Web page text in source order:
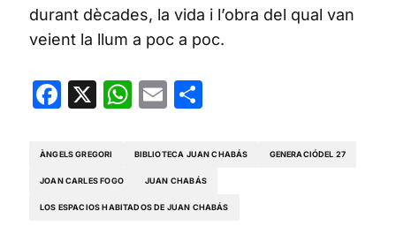
durant dècades, la vida i l’obra del qual van
veient la llum a poc a poc.
Facebook
X WhatsApp
Email
ÀNGELS GREGORI BIBLIOTECA JUAN CHABÁS GENERACIÓDEL 27
JOAN CARLES FOGO JUAN CHABÁS
LOS ESPACIOS HABITADOS DE JUAN CHABÁS